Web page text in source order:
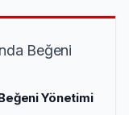
Yönetimi